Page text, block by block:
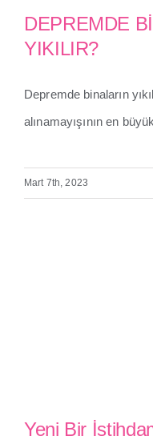
DEPREMDE
YIKILIR?
Depremde binaların
alınamayışının en
Mart 7th, 2023
Yeni Bir